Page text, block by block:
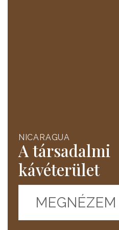
NICARAGUA
A társadalmi
kávéterület
MEGNÉZEM